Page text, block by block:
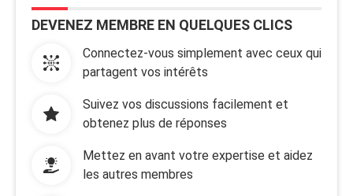
DEVENEZ MEMBRE EN QUELQUES CLICS
Connectez-vous simplement avec ceux qui
partagent vos intérêts
Suivez vos discussions facilement et
obtenez plus de réponses
Mettez en avant votre expertise et aidez
les autres membres